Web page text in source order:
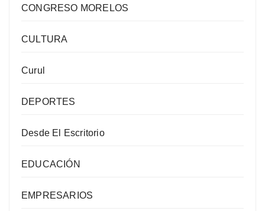
CONGRESO MORELOS
CULTURA
Curul
DEPORTES
Desde El Escritorio
EDUCACIÓN
EMPRESARIOS